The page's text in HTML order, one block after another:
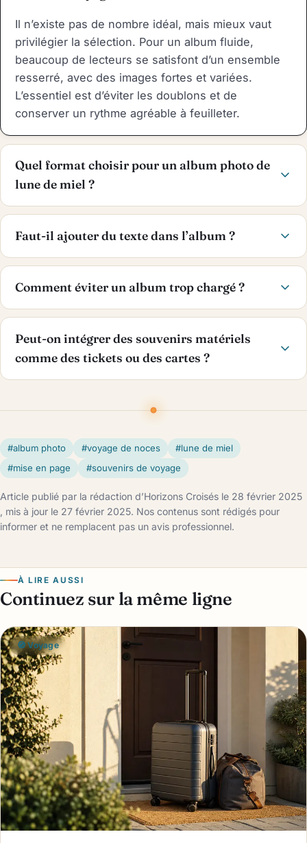
Il n’existe pas de nombre idéal, mais mieux vaut
privilégier la sélection. Pour un album fluide,
beaucoup de lecteurs se satisfont d’un ensemble
resserré, avec des images fortes et variées.
L’essentiel est d’éviter les doublons et de
conserver un rythme agréable à feuilleter.
Quel format choisir pour un album photo de
lune de miel ?
Faut-il ajouter du texte dans l’album ?
Comment éviter un album trop chargé ?
Peut-on intégrer des souvenirs matériels
comme des tickets ou des cartes ?
#album photo #voyage de noces
#lune de miel
#mise en page
#souvenirs de voyage
Article publié par la rédaction d’Horizons Croisés le 28 février 2025
, mis à jour le 27 février 2025. Nos contenus sont rédigés pour
informer et ne remplacent pas un avis professionnel.
À LIRE AUSSI
Continuez sur la même ligne
🧭 Voyage